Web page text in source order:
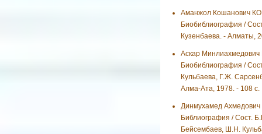
Аманжол Кошанович
Биобиблиография /
Кузенбаева. - Алматы,
Аскар
Биобиблиография /
Кульбаева, Г.Ж.
Алма-Ата, 1978. - 108 с.
Динмухамед
Библиография / Сост.
Бейсембаев, Ш.Н.